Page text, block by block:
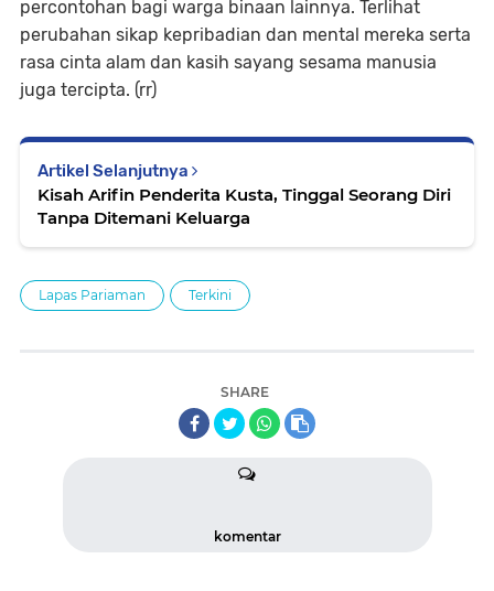
percontohan bagi warga binaan lainnya. Terlihat
perubahan sikap kepribadian dan mental mereka serta
rasa cinta alam dan kasih sayang sesama manusia
juga tercipta. (rr)
Artikel Selanjutnya
Kisah Arifin Penderita Kusta, Tinggal Seorang Diri
Tanpa Ditemani Keluarga
Lapas Pariaman Terkini
SHARE
komentar